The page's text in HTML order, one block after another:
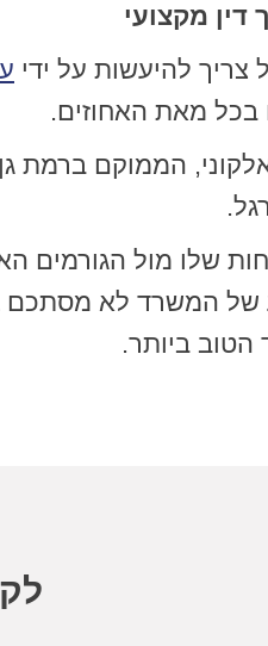
מקצועי
צריך להיעשות על ידי
בכל מאת האחוזים.
הממוקם ברמת
שלו מול הגורמים
של המשרד לא מסתכם
הטוב ביותר.